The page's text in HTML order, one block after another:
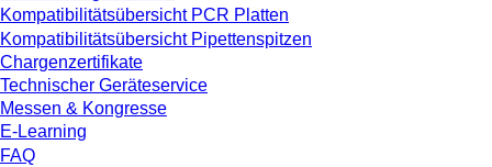
Kompatibilitätsübersicht PCR Platten
Kompatibilitätsübersicht Pipettenspitzen
Chargenzertifikate
Technischer Geräteservice
Messen & Kongresse
E-Learning
FAQ